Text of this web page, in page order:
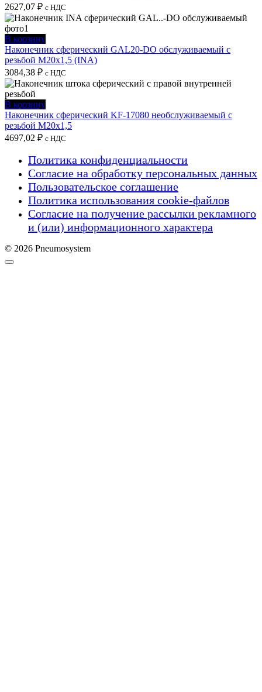
2627,07 ₽ с НДС
В корзину
Наконечник сферический GAL20-DO обслуживаемый с
резьбой M20x1,5 (INA)
3084,38 ₽ с НДС
В корзину
Наконечник сферический KF-17080 необслуживаемый с
резьбой M20x1,5
4697,02 ₽ с НДС
Политика конфиденциальности
Согласие на обработку персональных данных
Пользовательское соглашение
Политика использования cookie-файлов
Согласие на получение рассылки рекламного
и (или) информационного характера
© 2026 Pneumosystem